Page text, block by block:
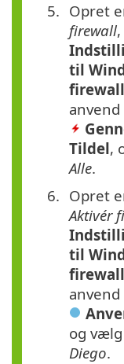
Opret
firewall
til
firewall
Tildel,
Alle.
Opret
Aktivér
til
firewall
og
Diego.